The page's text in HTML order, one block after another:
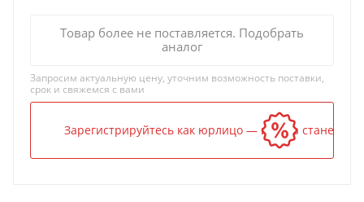
Товар более не поставляется. Подобрать
аналог
Запросим актуальную цену, уточним возможность поставки,
срок и свяжемся с вами
Зарегистрируйтесь как юрлицо — и цена станет